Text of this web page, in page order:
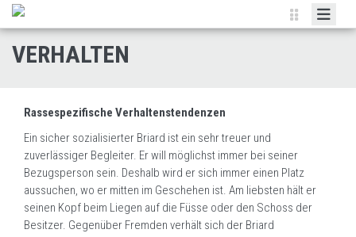
ZUCHT
CLUBSHOWS
ORTSGRUPPEN
NEWSLETTER
VERHALTEN
Rassespezifische Verhaltenstendenzen
Ein sicher sozialisierter Briard ist ein sehr treuer und
zuverlässiger Begleiter. Er will möglichst immer bei seiner
Bezugsperson sein. Deshalb wird er sich immer einen Platz
aussuchen, wo er mitten im Geschehen ist. Am liebsten hält er
seinen Kopf beim Liegen auf die Füsse oder den Schoss der
Besitzer. Gegenüber Fremden verhält sich der Briard